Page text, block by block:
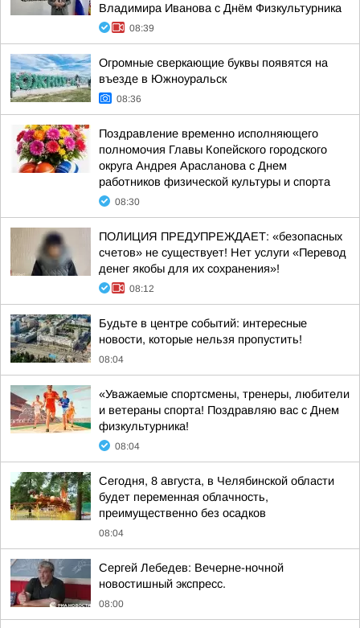
Владимира Иванова с Днём Физкультурника
08:39
Огромные сверкающие буквы появятся на
въезде в Южноуральск
08:36
Поздравление временно исполняющего
полномочия Главы Копейского городского
округа Андрея Арасланова с Днем
работников физической культуры и спорта
08:30
ПОЛИЦИЯ ПРЕДУПРЕЖДАЕТ: «безопасных
счетов» не существует! Нет услуги «Перевод
денег якобы для их сохранения»!
08:12
Будьте в центре событий: интересные
новости, которые нельзя пропустить!
08:04
«Уважаемые спортсмены, тренеры, любители
и ветераны спорта! Поздравляю вас с Днем
физкультурника!
08:04
Сегодня, 8 августа, в Челябинской области
будет переменная облачность,
преимущественно без осадков
08:04
Сергей Лебедев: Вечерне-ночной
новостишный экспресс.
08:00